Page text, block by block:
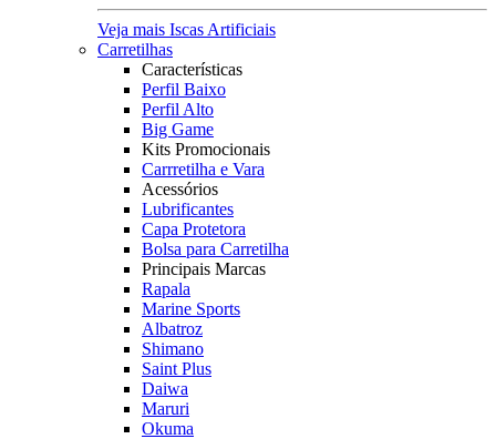
Veja mais Iscas Artificiais
Carretilhas
Características
Perfil Baixo
Perfil Alto
Big Game
Kits Promocionais
Carrretilha e Vara
Acessórios
Lubrificantes
Capa Protetora
Bolsa para Carretilha
Principais Marcas
Rapala
Marine Sports
Albatroz
Shimano
Saint Plus
Daiwa
Maruri
Okuma